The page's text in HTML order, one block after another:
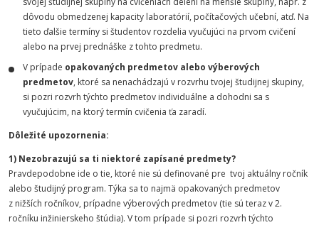
dôvodu obmedzenej kapacity laboratórií, počítačových učební, atď. Na
tieto ďalšie termíny si študentov rozdelia vyučujúci na prvom cvičení
alebo na prvej prednáške z tohto predmetu.
V prípade opakovaných predmetov alebo výberových
predmetov, ktoré sa nenachádzajú v rozvrhu tvojej študijnej skupiny,
si pozri rozvrh týchto predmetov individuálne a dohodni sa s
vyučujúcim, na ktorý termín cvičenia ťa zaradí.
Dôležité upozornenia:
1) Nezobrazujú sa ti niektoré zapísané predmety?
Pravdepodobne ide o tie, ktoré nie sú definované pre tvoj aktuálny ročník
alebo študijný program. Týka sa to najmä opakovaných predmetov
z nižších ročníkov, prípadne výberových predmetov (tie sú teraz v 2.
ročníku inžinierskeho štúdia). V tom prípade si pozri rozvrh týchto